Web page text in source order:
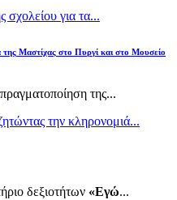
σχολείου για τα...
Μαστίχας στο Πυργί και στο Μουσείο
της...
την κληρονομιά...
δεξιοτήτων «Εγώ...